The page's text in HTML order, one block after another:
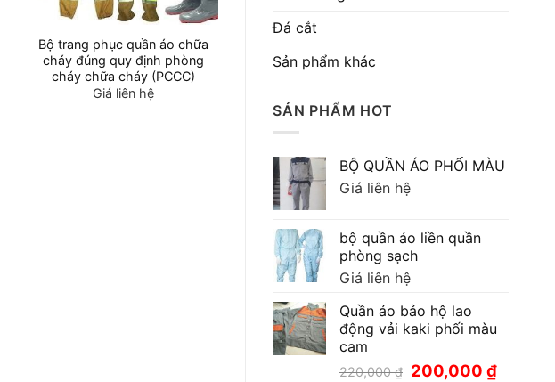
Đá cắt
Sản phẩm khác
SẢN PHẨM HOT
BỘ QUẦN ÁO PHỐI MÀU
Giá liên hệ
bộ quần áo liền quần
phòng sạch
Giá liên hệ
Quần áo bảo hộ lao
động vải kaki phối màu
cam
220,000₫ Giá
200,000₫Giá
Bộ trang phục quần áo chữa
cháy đúng quy định phòng
cháy chữa cháy (PCCC)
Giá liên hệ